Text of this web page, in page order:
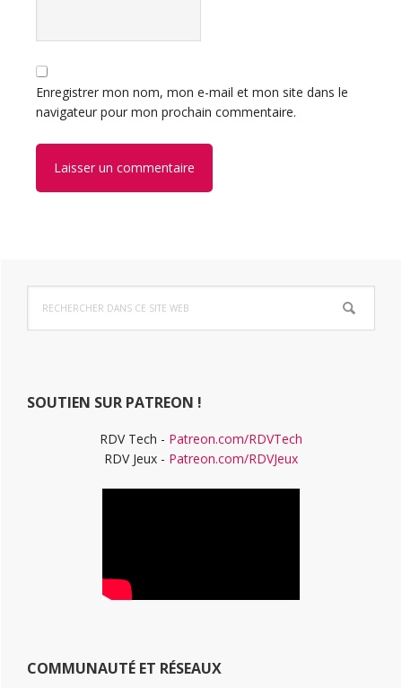
Enregistrer mon nom, mon e-mail et mon site dans le
navigateur pour mon prochain commentaire.
Barre
latérale
dans
ce
SOUTIEN SUR PATREON !
RDV Tech - Patreon.com/RDVTech
RDV Jeux - Patreon.com/RDVJeux
COMMUNAUTÉ ET RÉSEAUX